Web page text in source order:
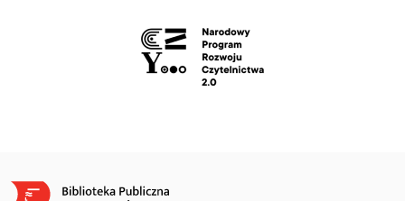
Obraz